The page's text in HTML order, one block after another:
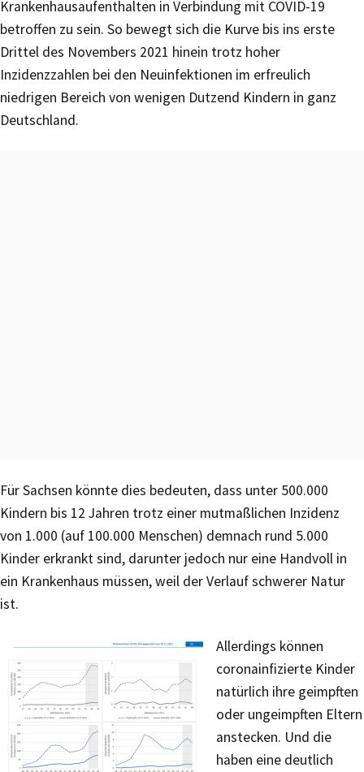
Krankenhausaufenthalten in Verbindung mit COVID-19
betroffen zu sein. So bewegt sich die Kurve bis ins erste
Drittel des Novembers 2021 hinein trotz hoher
Inzidenzzahlen bei den Neuinfektionen im erfreulich
niedrigen Bereich von wenigen Dutzend Kindern in ganz
Deutschland.
Für Sachsen könnte dies bedeuten, dass unter 500.000
Kindern bis 12 Jahren trotz einer mutmaßlichen Inzidenz
von 1.000 (auf 100.000 Menschen) demnach rund 5.000
Kinder erkrankt sind, darunter jedoch nur eine Handvoll in
ein Krankenhaus müssen, weil der Verlauf schwerer Natur
ist.
Allerdings können
coronainfizierte Kinder
natürlich ihre geimpften
oder ungeimpften Eltern
anstecken. Und die
haben eine deutlich